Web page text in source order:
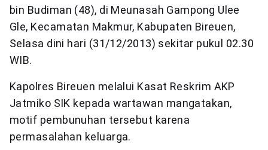
bin Budiman (48), di Meunasah Gampong Ulee
Gle, Kecamatan Makmur, Kabupaten Bireuen,
Selasa dini hari (31/12/2013) sekitar pukul 02.30
WIB.
Kapolres Bireuen melalui Kasat Reskrim AKP
Jatmiko SIK kepada wartawan mangatakan,
motif pembunuhan tersebut karena
permasalahan keluarga.